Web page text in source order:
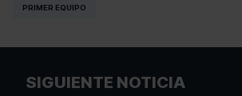
PRIMER EQUIPO
SIGUIENTE NOTICIA